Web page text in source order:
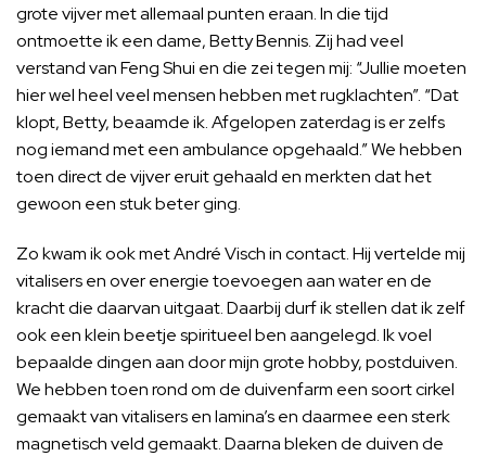
grote vijver met allemaal punten eraan. In die tijd
ontmoette ik een dame, Betty Bennis. Zij had veel
verstand van Feng Shui en die zei tegen mij: “Jullie moeten
hier wel heel veel mensen hebben met rugklachten”. “Dat
klopt, Betty, beaamde ik. Afgelopen zaterdag is er zelfs
nog iemand met een ambulance opgehaald.” We hebben
toen direct de vijver eruit gehaald en merkten dat het
gewoon een stuk beter ging.
Zo kwam ik ook met André Visch in contact. Hij vertelde mij
vitalisers en over energie toevoegen aan water en de
kracht die daarvan uitgaat. Daarbij durf ik stellen dat ik zelf
ook een klein beetje spiritueel ben aangelegd. Ik voel
bepaalde dingen aan door mijn grote hobby, postduiven.
We hebben toen rond om de duivenfarm een soort cirkel
gemaakt van vitalisers en lamina’s en daarmee een sterk
magnetisch veld gemaakt. Daarna bleken de duiven de